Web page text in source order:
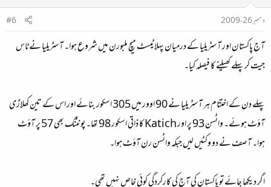
دسمبر 26، 2009
#6
آج پاکستان اور آسٹریلیا کے درمیان پہلا ٹیسٹ میچ ملبورن میں شروع ہوا۔ آسٹریلیا نے ٹاس
جیت کر پہلے کھیلنے کا فیصلہ کیا۔
پہلے دن کے اختتام ہر آسٹریلیا نے 90 اوور میں 305 اسکور بنائے اور اس کے تین کھلاڑی
آؤٹ ہوئے۔ واٹسن 93 پر اور Katich کا ذاتی اسکور 98 تھا۔ پونٹنگ بھی 57 پر آؤٹ‌
ہوا۔ آصف نے دو وکٹیں لیں جبکہ واٹسن رن آؤٹ ہوا۔
اگر دیکھا جائے تو پاکستان کی آج کی کارکردگی کوئی خاص نہیں تھی۔